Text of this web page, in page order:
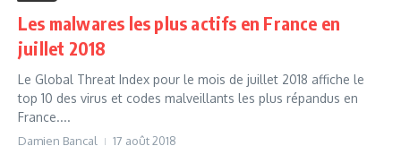
Les malwares les plus actifs en France en
juillet 2018
Le Global Threat Index pour le mois de juillet 2018 affiche le
top 10 des virus et codes malveillants les plus répandus en
France....
Damien Bancal 17 août 2018